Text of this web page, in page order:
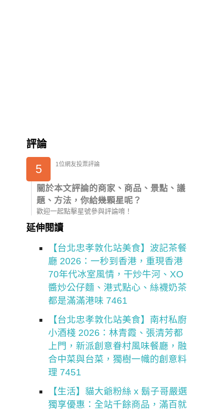
評論
5 1位網友投票評論
關於本文評論的商家、商品、景點、議
題、方法，你給幾顆星呢？
歡迎一起點擊星號參與評論唷！
延伸閱讀
【台北忠孝敦化站美食】波記茶餐
廳 2026：一秒到香港，重現香港
70年代冰室風情，干炒牛河、XO
醬炒公仔麵、港式點心、絲襪奶茶
都是滿滿港味 7461
【台北忠孝敦化站美食】南村私廚
小酒棧 2026：林青霞、張清芳都
上門，新派創意眷村風味餐廳，融
合中菜與台菜，獨樹一幟的創意料
理 7451
【生活】貓大爺粉絲 x 鬍子哥嚴選
獨享優惠：全站千餘商品，滿百就